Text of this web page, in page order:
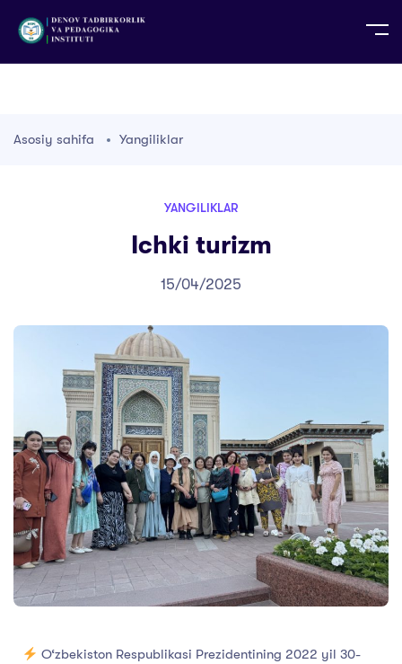
TG TR
Asosiy sahifa Yangiliklar
YANGILIKLAR
Ichki turizm
15/04/2025
O‘zbekiston Respublikasi Prezidentining 2022 yil 30-